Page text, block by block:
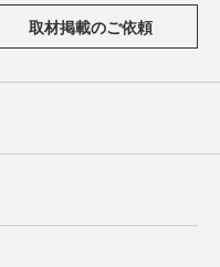
取材掲載のご依頼